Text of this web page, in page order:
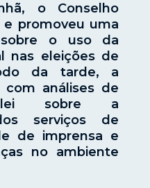
o Conselho
e promoveu uma
sobre o uso da
nas eleições de
da tarde, a
com análises de
sobre a
serviços de
de imprensa e
no ambiente